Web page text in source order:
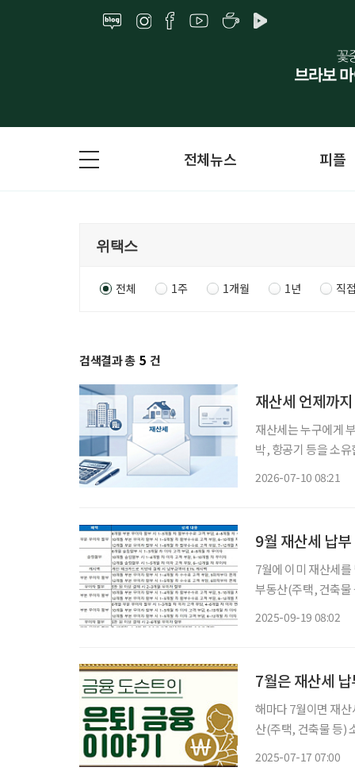
전체뉴스 피플
전체 1주 1개월 1년 직
검색결과 총 5 건
재산세 언제까
재산세는 누구에게 부과되나 7월은 재산세 납부의 달이다. 재산
박, 항공기 등을 소
2026-07-10 08:21
9월 재산세 납
7월에 이미 재산세
부동산(주택, 건축물
2025-09-19 08:02
7월은 재산세
해마다 7월이면 재
산(주택, 건축물 등)
2025-07-17 07:00